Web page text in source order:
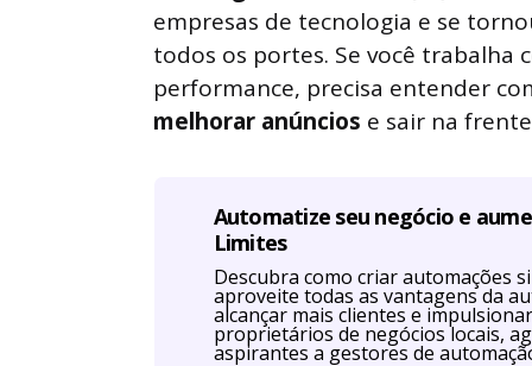
empresas de tecnologia e se
todos os portes. Se você trabalha
performance, precisa entender
melhorar anúncios e sair na
Automatize seu negócio e
Limites
Descubra como criar automações
aproveite todas as vantagens da
alcançar mais clientes e
proprietários de negócios locais,
aspirantes a gestores de